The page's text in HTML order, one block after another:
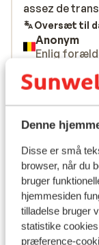
Denne
Disse er små
browser, når du
bruger
hjemmesiden
tilladelse bruger
statistike
præference-
assez de
assez de
Oversæt til
Anonym
Enlig
Lokation